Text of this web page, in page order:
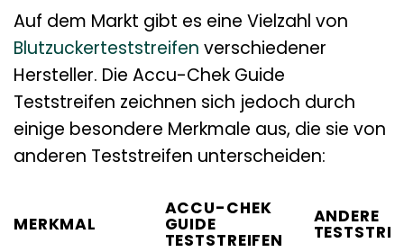
Auf dem Markt gibt es eine Vielzahl von
Blutzuckerteststreifen verschiedener
Hersteller. Die Accu-Chek Guide
Teststreifen zeichnen sich jedoch durch
einige besondere Merkmale aus, die sie von
anderen Teststreifen unterscheiden:
MERKMAL
ACCU-CHEK
GUIDE
TESTSTREIFEN
ANDERE